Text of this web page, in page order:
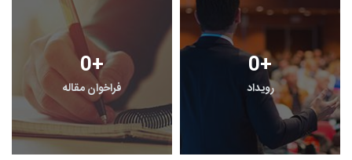
0+
فراخوان مقاله
0+
رویداد